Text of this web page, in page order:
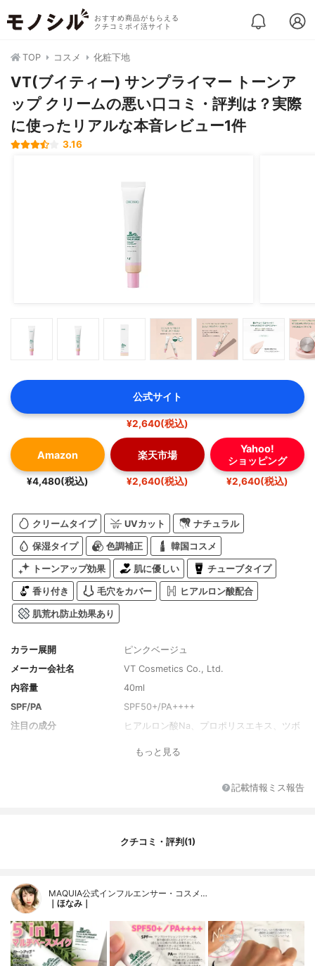
おすすめ商品がもらえる
クチコミポイ活サイト
TOP コスメ 化粧下地
VT(ブイティー) サンプライマー トーンア
ップ クリームの悪い口コミ・評判は？実際
に使ったリアルな本音レビュー1件
3.16
公式サイト
¥2,640(税込)
Amazon
¥4,480(税込)
楽天市場
¥2,640(税込)
Yahoo!
ショッピング
¥2,640(税込)
クリームタイプ UVカット ナチュラル
保湿タイプ 色調補正 韓国コスメ
トーンアップ効果 肌に優しい チューブタイプ
香り付き 毛穴をカバー ヒアルロン酸配合
肌荒れ防止効果あり
カラー展開
ピンクベージュ
メーカー会社名
VT Cosmetics Co., Ltd.
内容量
40ml
SPF/PA
SPF50+/PA++++
注目の成分
ヒアルロン酸Na、プロポリスエキス、ツボ
水、ジメチコン、酸化亜鉛、酸化チタン、
ン、BG、グリセリン、シリカ、セチルPEG/
ライト、トリメチルシロキシケイ酸、水酸
プリリルメチコン、(ジメチコン/ビニルジメ
料、エチルヘキシルグリセリン、黄酸化
鉄、EDTA-2Na、アデノシン、赤酸化鉄、
ビフィズス菌培養溶解質、ツボクサエキ
ス、ヤマザクラ花エキス、センチフォリア
もっと見る
記載情報ミス報告
クチコミ・評判(1)
MAQUIA公式インフルエンサー・コスメ…
｜ほなみ｜